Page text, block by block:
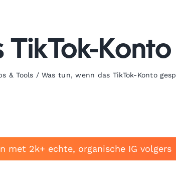
TikTok-
& Tools / Was tun, wenn das TikTok-Konto
met 2k+ echte, organische IG volgers